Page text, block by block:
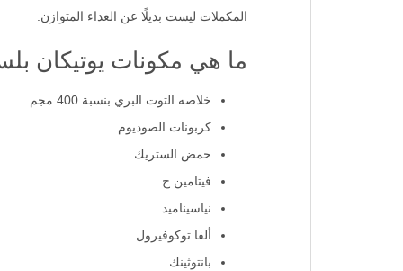
المكملات ليست بديلًا عن الغذاء المتوازن.
ما هي مكونات يوتيكان
خلاصه التوت البري بنسبة 400 مجم
كربونات الصوديوم
حمض الستريك
فيتامين ج
نياسيناميد
ألفا توكوفيرول
بانتوثينك